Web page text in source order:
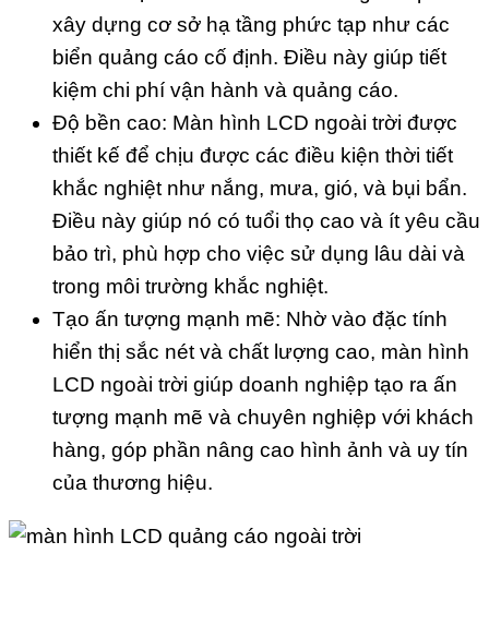
xây dựng cơ sở hạ tầng phức tạp như các
biển quảng cáo cố định. Điều này giúp tiết
kiệm chi phí vận hành và quảng cáo.
Độ bền cao: Màn hình LCD ngoài trời được
thiết kế để chịu được các điều kiện thời tiết
khắc nghiệt như nắng, mưa, gió, và bụi bẩn.
Điều này giúp nó có tuổi thọ cao và ít yêu cầu
bảo trì, phù hợp cho việc sử dụng lâu dài và
trong môi trường khắc nghiệt.
Tạo ấn tượng mạnh mẽ: Nhờ vào đặc tính
hiển thị sắc nét và chất lượng cao, màn hình
LCD ngoài trời giúp doanh nghiệp tạo ra ấn
tượng mạnh mẽ và chuyên nghiệp với khách
hàng, góp phần nâng cao hình ảnh và uy tín
của thương hiệu.